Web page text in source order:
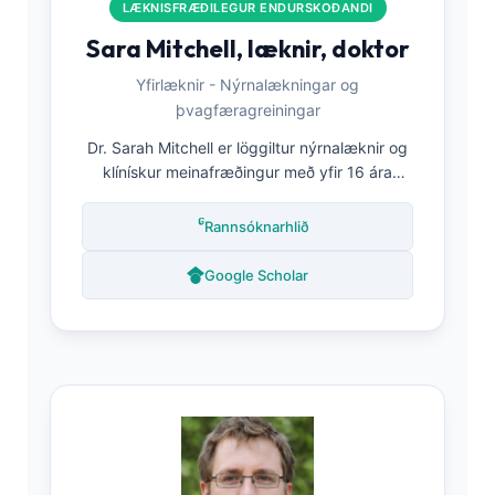
LÆKNISFRÆÐILEGUR ENDURSKOÐANDI
Sara Mitchell, læknir, doktor
Yfirlæknir - Nýrnalækningar og
þvagfæragreiningar
Dr. Sarah Mitchell er löggiltur nýrnalæknir og
klínískur meinafræðingur með yfir 16 ára
þvagfærum. Hún er með doktorsgráðu í
túlkun þvagrannsókna, mat á próteinmigu og
Rannsóknarhlið
Google Scholar